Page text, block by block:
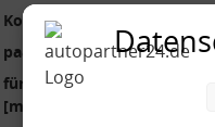
Kolbendurchmesser [mm]:
paarige Artikelnummer:
für
[mm]: